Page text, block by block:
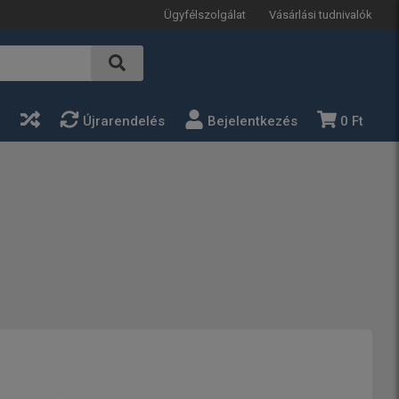
Ügyfélszolgálat Vásárlási tudnivalók
Újrarendelés Bejelentkezés 0 Ft